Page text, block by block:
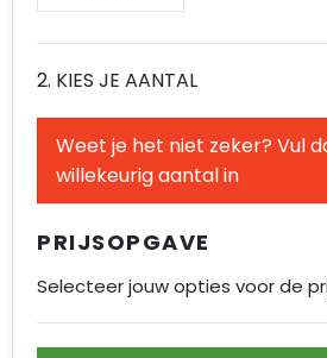
Accessoires voor tassen
Duffeltassen
Waterbestendige tassen
Opvouwbare tassen
Goodiebags
2. KIES JE AANTAL
Weet je het niet zeker? Vul
willekeurig aantal in
PRIJSOPGAVE
Selecteer jouw opties voor de